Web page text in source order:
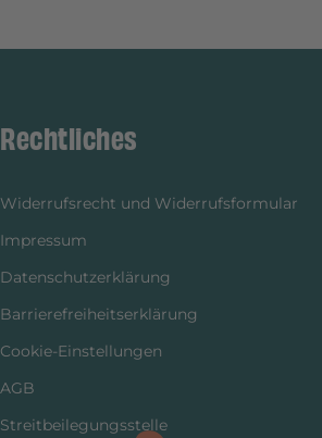
Rechtliches
Widerrufsrecht und Widerrufsformular
Impressum
Datenschutzerklärung
Barrierefreiheitserklärung
Cookie-Einstellungen
AGB
Streitbeilegungsstelle